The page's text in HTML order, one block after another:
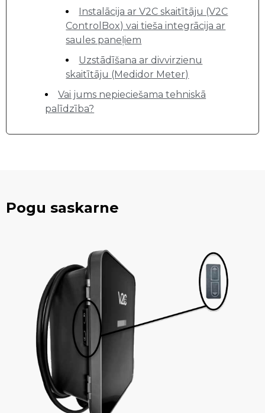
Instalācija ar V2C skaitītāju (V2C
ControlBox) vai tieša integrācija ar
saules paneļiem
Uzstādīšana ar divvirzienu
skaitītāju (Medidor Meter)
Vai jums nepieciešama tehniskā
palīdzība?
Pogu saskarne